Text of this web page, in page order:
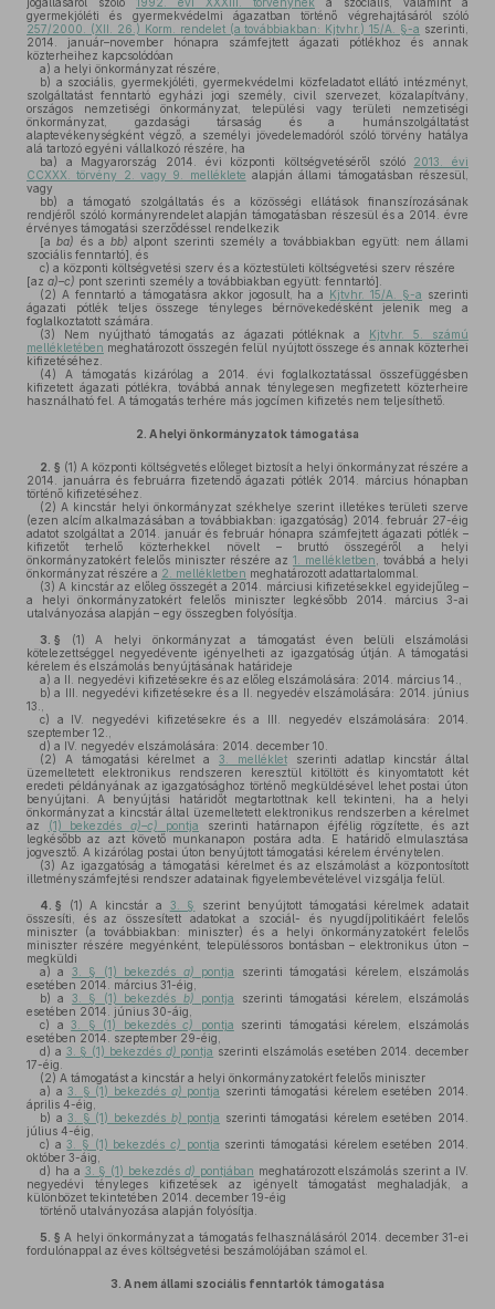
gyermekjóléti és gyermekvédelmi ágazatban történő végrehajtásáról szóló
257/2000. (XII. 26.) Korm. rendelet (a továbbiakban: Kjtvhr.) 15/A. §-a szerinti,
2014. január–november hónapra számfejtett ágazati pótlékhoz és annak
közterheihez kapcsolódóan
a) a helyi önkormányzat részére,
b) a szociális, gyermekjóléti, gyermekvédelmi közfeladatot ellátó intézményt,
szolgáltatást fenntartó egyházi jogi személy, civil szervezet, közalapítvány,
országos nemzetiségi önkormányzat, települési vagy területi nemzetiségi
önkormányzat, gazdasági társaság és a humánszolgáltatást
alaptevékenységként végző, a személyi jövedelemadóról szóló törvény hatálya
alá tartozó egyéni vállalkozó részére, ha
ba) a Magyarország 2014. évi központi költségvetéséről szóló 2013. évi
CCXXX. törvény 2. vagy 9. melléklete alapján állami támogatásban részesül,
vagy
bb) a támogató szolgáltatás és a közösségi ellátások finanszírozásának
rendjéről szóló kormányrendelet alapján támogatásban részesül és a 2014. évre
érvényes támogatási szerződéssel rendelkezik
[aba) és a bb) alpont szerinti személy a továbbiakban együtt: nem állami
szociális fenntartó], és
c) a központi költségvetési szerv és a köztestületi költségvetési szerv részére
[az a)–c) pont szerinti személy a továbbiakban együtt: fenntartó].
(2) A fenntartó a támogatásra akkor jogosult, ha a Kjtvhr. 15/A. §-a szerinti
ágazati pótlék teljes összege tényleges bérnövekedésként jelenik meg a
foglalkoztatott számára.
(3) Nem nyújtható támogatás az ágazati pótléknak a Kjtvhr. 5. számú
mellékletében meghatározott összegén felül nyújtott összege és annak közterhei
kifizetéséhez.
(4) A támogatás kizárólag a 2014. évi foglalkoztatással összefüggésben
kifizetett ágazati pótlékra, továbbá annak ténylegesen megfizetett közterheire
használható fel. A támogatás terhére más jogcímen kifizetés nem teljesíthető.
2. A helyi önkormányzatok támogatása
2. § (1) A központi költségvetés előleget biztosít a helyi önkormányzat részére a
2014. januárra és februárra fizetendő ágazati pótlék 2014. március hónapban
történő kifizetéséhez.
(2) A kincstár helyi önkormányzat székhelye szerint illetékes területi szerve
(ezen alcím alkalmazásában a továbbiakban: igazgatóság) 2014. február 27-éig
adatot szolgáltat a 2014. január és február hónapra számfejtett ágazati pótlék –
kifizetőt terhelő közterhekkel növelt – bruttó összegéről a helyi
önkormányzatokért felelős miniszter részére az 1. mellékletben , továbbá a helyi
önkormányzat részére a 2. mellékletben meghatározott adattartalommal.
(3) A kincstár az előleg összegét a 2014. márciusi kifizetésekkel egyidejűleg –
a helyi önkormányzatokért felelős miniszter legkésőbb 2014. március 3-ai
utalványozása alapján – egy összegben folyósítja.
3. § (1) A helyi önkormányzat a támogatást éven belüli elszámolási
kötelezettséggel negyedévente igényelheti az igazgatóság útján. A támogatási
kérelem és elszámolás benyújtásának határideje
a) a II. negyedévi kifizetésekre és az előleg elszámolására: 2014. március 14.,
b) a III. negyedévi kifizetésekre és a II. negyedév elszámolására: 2014. június
13.,
c) a IV. negyedévi kifizetésekre és a III. negyedév elszámolására: 2014.
szeptember 12.,
d) a IV. negyedév elszámolására: 2014. december 10.
(2) A támogatási kérelmet a 3. mellékletszerinti adatlap kincstár által
üzemeltetett elektronikus rendszeren keresztül kitöltött és kinyomtatott két
eredeti példányának az igazgatósághoz történő megküldésével lehet postai úton
benyújtani. A benyújtási határidőt megtartottnak kell tekinteni, ha a helyi
önkormányzat a kincstár által üzemeltetett elektronikus rendszerben a kérelmet
az
(1) bekezdés a)–c) pontja szerinti határnapon éjfélig rögzítette, és azt
legkésőbb az azt követő munkanapon postára adta. E határidő elmulasztása
jogvesztő. A kizárólag postai úton benyújtott támogatási kérelem érvénytelen.
(3) Az igazgatóság a támogatási kérelmet és az elszámolást a központosított
illetményszámfejtési rendszer adatainak figyelembevételével vizsgálja felül.
4. § (1) A kincstár a 3. §
szerint benyújtott támogatási kérelmek adatait
összesíti, és az összesített adatokat a szociál- és nyugdíjpolitikáért felelős
miniszter (a továbbiakban: miniszter) és a helyi önkormányzatokért felelős
miniszter részére megyénként, településsoros bontásban – elektronikus úton –
megküldi
a) a 3. § (1) bekezdés a) pontja
szerinti támogatási kérelem, elszámolás
esetében 2014. március 31-éig,
b) a 3. § (1) bekezdés b) pontja
szerinti támogatási kérelem, elszámolás
esetében 2014. június 30-áig,
c) a3. § (1) bekezdésc) pontja szerinti támogatási kérelem, elszámolás
esetében 2014. szeptember 29-éig,
d) a 3. § (1) bekezdés d) pontja szerinti elszámolás esetében 2014. december
17-éig.
(2) A támogatást a kincstár a helyi önkormányzatokért felelős miniszter
a) a3. § (1) bekezdés a) pontja szerinti támogatási kérelem esetében 2014.
április 4-éig,
b) a3. § (1) bekezdés b) pontja szerinti támogatási kérelem esetében 2014.
július 4-éig,
c) a3. § (1) bekezdésc) pontja szerinti támogatási kérelem esetében 2014.
október 3-áig,
d) ha a 3. § (1) bekezdés d) pontjában meghatározott elszámolás szerint a IV.
negyedévi tényleges kifizetések az igényelt támogatást meghaladják, a
különbözet tekintetében 2014. december 19-éig
történő utalványozása alapján folyósítja.
5. § A helyi önkormányzat a támogatás felhasználásáról 2014. december 31-ei
fordulónappal az éves költségvetési beszámolójában számol el.
3. A nem állami szociális fenntartók támogatása